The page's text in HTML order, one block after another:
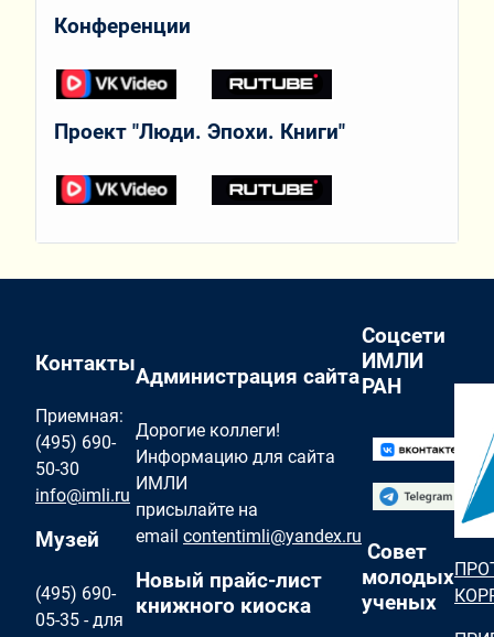
Конференции
Проект "Люди. Эпохи. Книги"
Контакты
Приемная:
(495) 690-
50-30
info@imli.ru
Музей
(495) 690-
05-35 - для
Администрация сайта
Дорогие коллеги!
Информацию для сайта
ИМЛИ
присылайте на
email contentimli@yandex.ru
Новый прайс-лист
книжного киоска
Соцсети
ИМЛИ
РАН
Совет
молодых
ученых